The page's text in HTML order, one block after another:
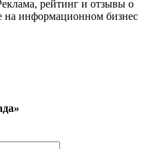
рейтинг и отзывы о
информационном бизнес